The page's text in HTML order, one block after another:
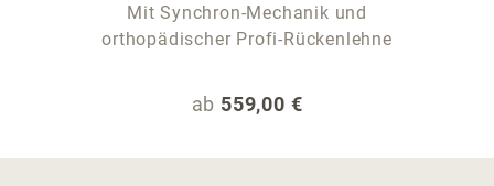
Mit Synchron-Mechanik und
orthopädischer Profi-Rückenlehne
Regulärer Preis:
ab 559,00 €